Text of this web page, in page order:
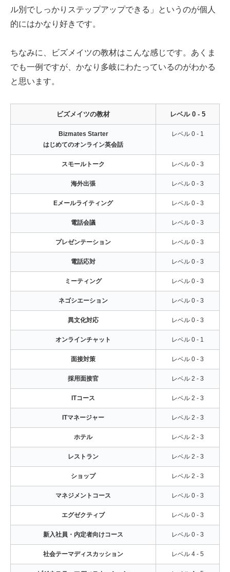
ル別でしっかりステップアップできる」というのが個人
的にはかなり好きです。
ちなみに、ビズメイツの教材はこんな感じです。あくま
でも一例ですが、かなり多岐にわたっているのがわかる
と思います。
ビズメイツの教材 レベル 0 - 5
Bizmates Starter
はじめてのオンライン英会話
レベル 0 - 1
スモールトーク レベル 0 - 3
海外出張 レベル 0 - 3
Eメールライティング レベル 0 - 3
電話会議 レベル 0 - 3
プレゼンテーション レベル 0 - 3
電話応対 レベル 0 - 3
ミーティング レベル 0 - 3
ネゴシエーション レベル 0 - 3
異文化対応 レベル 0 - 3
オンラインチャット レベル 0 - 1
面接対策 レベル 0 - 3
採用面接官 レベル 2 - 3
ITコース レベル 2 - 3
ITマネージャー レベル 2 - 3
ホテル レベル 2 - 3
レストラン レベル 2 - 3
ショップ レベル 2 - 3
マネジメントコース レベル 0 - 3
エグゼクティブ レベル 0 - 3
新入社員・内定者向けコース レベル 0 - 3
社会テーマディスカッション レベル 4 - 5